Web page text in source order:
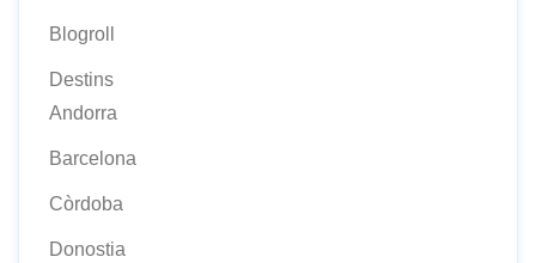
Blogroll
Destins
Andorra
Barcelona
Còrdoba
Donostia